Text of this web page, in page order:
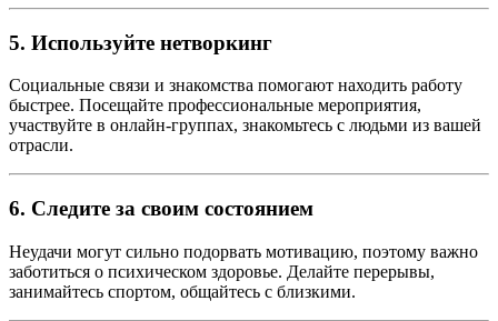
5. Используйте нетворкинг
Социальные связи и знакомства помогают находить работу
быстрее. Посещайте профессиональные мероприятия,
участвуйте в онлайн-группах, знакомьтесь с людьми из вашей
отрасли.
6. Следите за своим состоянием
Неудачи могут сильно подорвать мотивацию, поэтому важно
заботиться о психическом здоровье. Делайте перерывы,
занимайтесь спортом, общайтесь с близкими.